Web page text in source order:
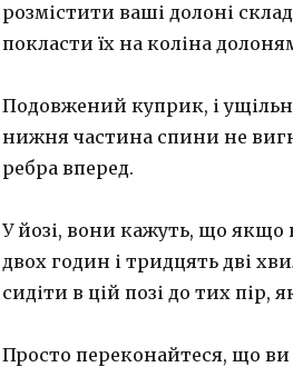
розмістити ваші долоні
покласти їх на коліна
Подовжений куприк, і
нижня частина спини не
ребра вперед.
У йозі, вони кажуть, що якщо
двох годин і тридцять дві
сидіти в цій позі до тих пір,
Просто переконайтеся, що